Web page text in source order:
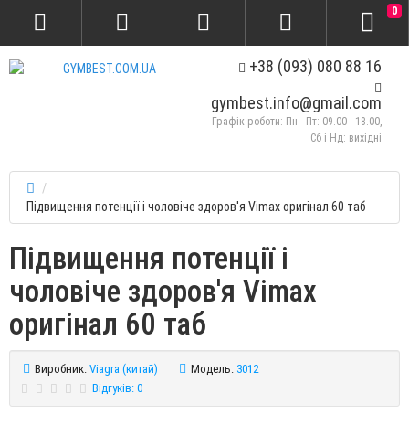
+38 (093) 080 88 16
gymbest.info@gmail.com
Графік роботи: Пн - Пт: 09.00 - 18.00,
Сб і Нд: вихідні
0
Підвищення потенції і чоловіче здоров'я Vimax оригінал 60 таб
Підвищення потенції і
чоловіче здоров'я Vimax
оригінал 60 таб
Виробник: Viagra (китай) Модель: 3012
Відгуків: 0